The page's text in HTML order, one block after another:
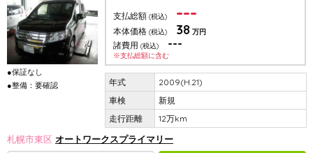
●保証なし
●整備：要確認
支払総額 (税込) ---
本体価格 (税込) 38 万円
諸費用 (税込) ---
※支払総額に含む
2009(H.21)
新規
12万km
札幌市東区 オートワークスプライマリー